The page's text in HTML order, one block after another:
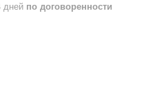
дней по договоренности